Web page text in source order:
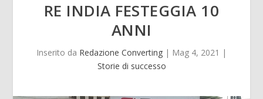
RE INDIA FESTEGGIA 10
ANNI
Inserito da Redazione Converting | Mag 4, 2021 |
Storie di successo